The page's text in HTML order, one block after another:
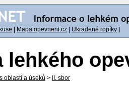
Mapa.opevneni.cz Ukradené ropíky ]
lehkého
oblastí a úseků > II. sbor